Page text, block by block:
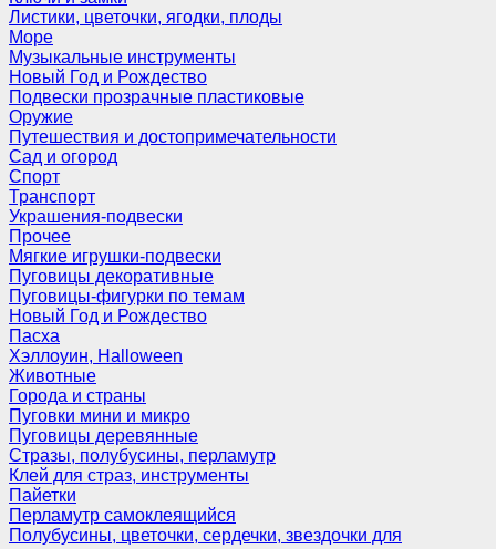
Листики, цветочки, ягодки, плоды
Море
Музыкальные инструменты
Новый Год и Рождество
Подвески прозрачные пластиковые
Оружие
Путешествия и достопримечательности
Сад и огород
Спорт
Транспорт
Украшения-подвески
Прочее
Мягкие игрушки-подвески
Пуговицы декоративные
Пуговицы-фигурки по темам
Новый Год и Рождество
Пасха
Хэллоуин, Halloween
Животные
Города и страны
Пуговки мини и микро
Пуговицы деревянные
Стразы, полубусины, перламутр
Клей для страз, инструменты
Пайетки
Перламутр самоклеящийся
Полубусины, цветочки, сердечки, звездочки для